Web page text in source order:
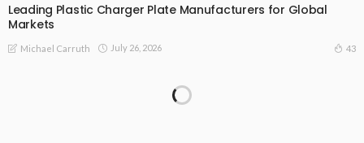
Leading Plastic Charger Plate Manufacturers for Global
Markets
Michael Carruth July 26, 2026 43